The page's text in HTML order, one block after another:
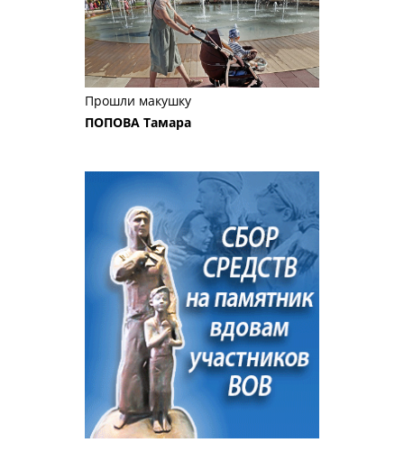
Прошли макушку
ПОПОВА Тамара